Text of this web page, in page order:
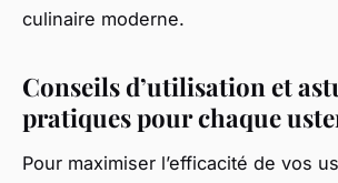
culinaire moderne.
Conseils d’utilisation et
pratiques pour chaque
Pour maximiser l’efficacité de vos